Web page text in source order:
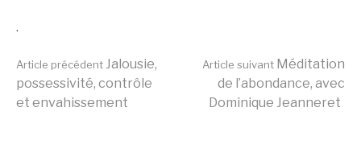
.
Lire
Article précédent Jalousie,
possessivité, contrôle
et envahissement
Article suivant Méditation
de l’abondance, avec
Dominique Jeanneret